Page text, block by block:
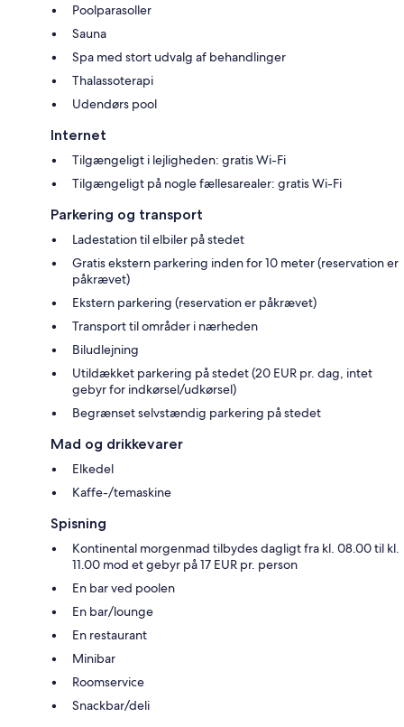
Poolparasoller
Sauna
Spa med stort udvalg af behandlinger
Thalassoterapi
Udendørs pool
Internet
Tilgængeligt i lejligheden: gratis Wi-Fi
Tilgængeligt på nogle fællesarealer: gratis Wi-Fi
Parkering og transport
Ladestation til elbiler på stedet
Gratis ekstern parkering inden for 10 meter (reservation er
påkrævet)
Ekstern parkering (reservation er påkrævet)
Transport til områder i nærheden
Biludlejning
Utildækket parkering på stedet (20 EUR pr. dag, intet
gebyr for indkørsel/udkørsel)
Begrænset selvstændig parkering på stedet
Mad og drikkevarer
Elkedel
Kaffe-/temaskine
Spisning
Kontinental morgenmad tilbydes dagligt fra kl. 08.00 til kl.
11.00 mod et gebyr på 17 EUR pr. person
En bar ved poolen
En bar/lounge
En restaurant
Minibar
Roomservice
Snackbar/deli